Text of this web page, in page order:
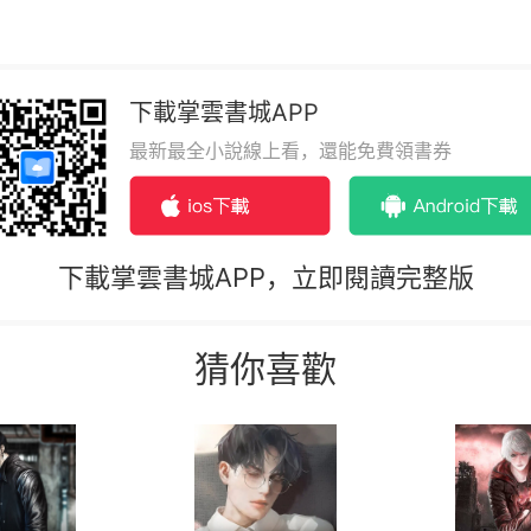
下載掌雲書城APP
最新最全小說線上看，還能免費領書券
下載掌雲書城APP，立即閱讀完整版
猜你喜歡